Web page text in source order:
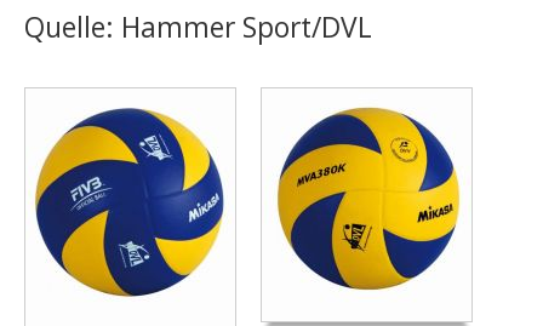
Quelle: Hammer Sport/DVL